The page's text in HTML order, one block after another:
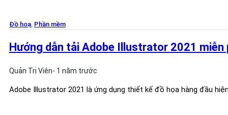
Đồ hoạ, Phần mềm
Hướng dẫn tải Adobe Illustrator 2021 miễn
Quản Trị Viên- 1 năm trước
Adobe Illustrator 2021 là ứng dụng thiết kế đồ họa hàng đầu